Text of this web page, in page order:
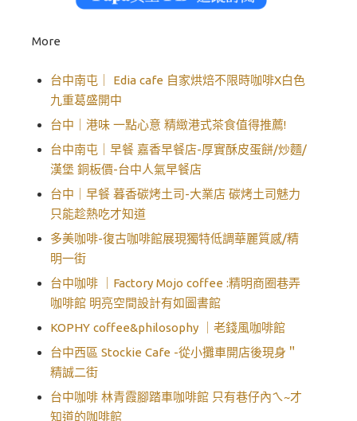
More
台中南屯｜ Edia cafe 自家烘焙不限時咖啡X白色
九重葛盛開中
台中｜港味 一點心意 精緻港式茶食值得推薦!
台中南屯｜早餐 嘉香早餐店-厚實酥皮蛋餅/炒麵/
漢堡 銅板價-台中人氣早餐店
台中｜早餐 暮香碳烤土司-大業店 碳烤土司魅力
只能趁熱吃才知道
多美咖啡-復古咖啡館展現獨特低調華麗質感/精
明一街
台中咖啡 ｜Factory Mojo coffee :精明商圈巷弄
咖啡館 明亮空間設計有如圖書館
KOPHY coffee&philosophy ｜老錢風咖啡館
台中西區 Stockie Cafe -從小攤車開店後現身＂
精誠二街
台中咖啡 林青霞腳踏車咖啡館 只有巷仔內ㄟ~才
知道的咖啡館